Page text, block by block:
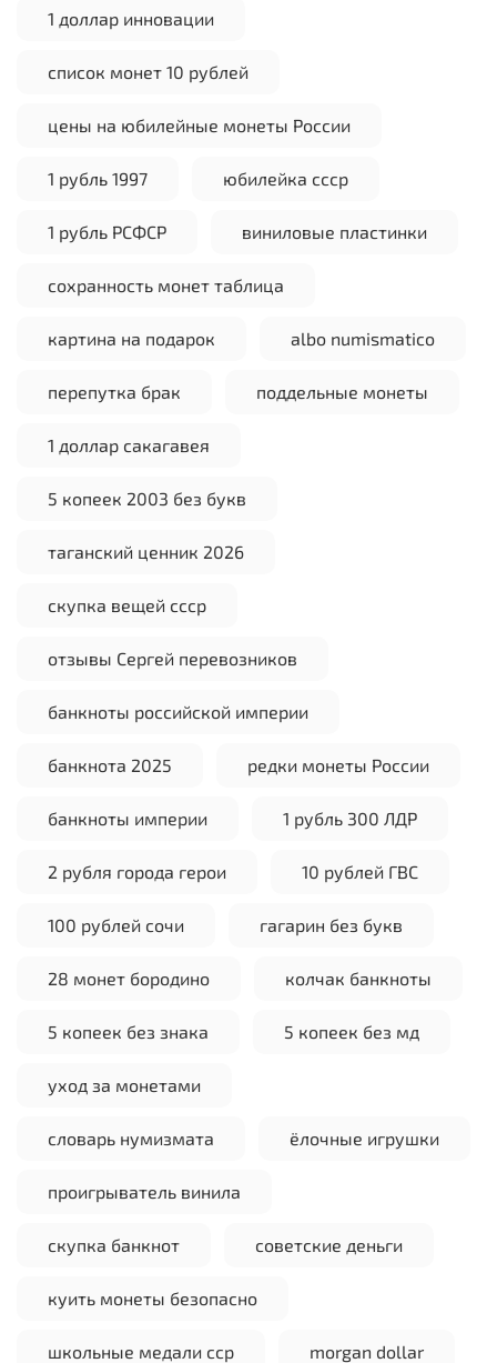
1 доллар инновации
список монет 10 рублей
цены на юбилейные монеты России
1 рубль 1997 юбилейка ссср
1 рубль РСФСР виниловые пластинки
сохранность монет таблица
картина на подарок albo numismatico
перепутка брак поддельные монеты
1 доллар сакагавея
5 копеек 2003 без букв
таганский ценник 2026
скупка вещей ссср
отзывы Сергей перевозников
банкноты российской империи
банкнота 2025 редки монеты России
банкноты империи 1 рубль 300 ЛДР
2 рубля города герои 10 рублей ГВС
100 рублей сочи гагарин без букв
28 монет бородино колчак банкноты
5 копеек без знака 5 копеек без мд
уход за монетами
словарь нумизмата ёлочные игрушки
проигрыватель винила
скупка банкнот советские деньги
куить монеты безопасно
школьные медали сср morgan dollar